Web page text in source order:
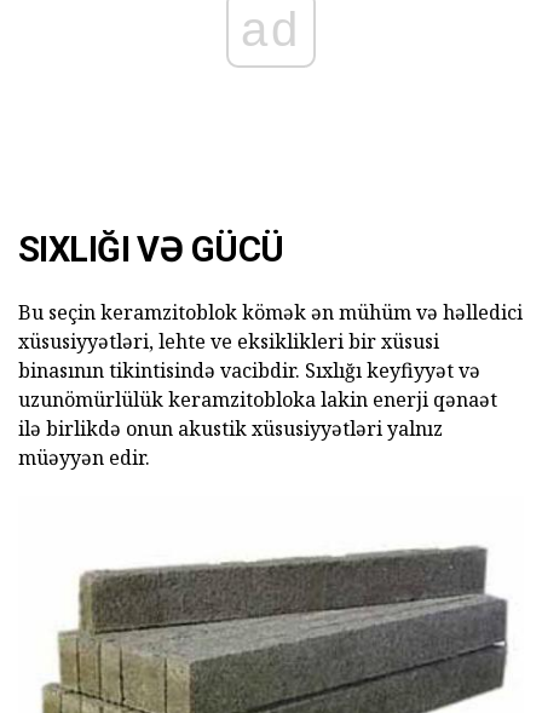
ad
SIXLIĞI VƏ GÜCÜ
Bu seçin keramzitoblok kömək ən mühüm və həlledici
xüsusiyyətləri, lehte ve eksiklikleri bir xüsusi
binasının tikintisində vacibdir. Sıxlığı keyfiyyət və
uzunömürlülük keramzitobloka lakin enerji qənaət
ilə birlikdə onun akustik xüsusiyyətləri yalnız
müəyyən edir.